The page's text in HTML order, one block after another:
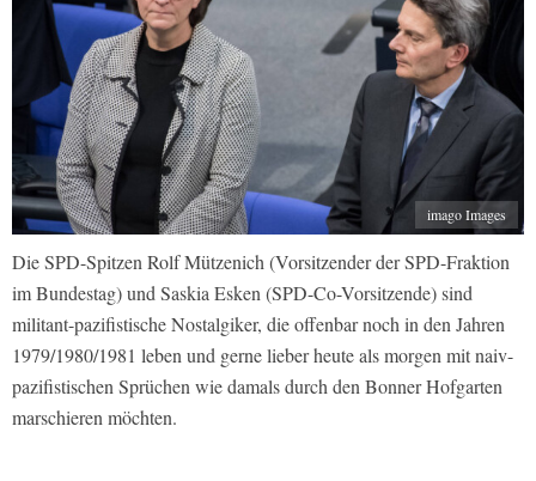
imago Images
Die SPD-Spitzen Rolf Mützenich (Vorsitzender der SPD-Fraktion
im Bundestag) und Saskia Esken (SPD-Co-Vorsitzende) sind
militant-pazifistische Nostalgiker, die offenbar noch in den Jahren
1979/1980/1981 leben und gerne lieber heute als morgen mit naiv-
pazifistischen Sprüchen wie damals durch den Bonner Hofgarten
marschieren möchten.